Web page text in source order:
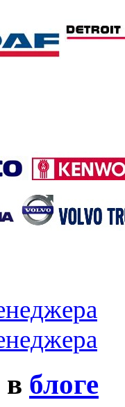
в блоге